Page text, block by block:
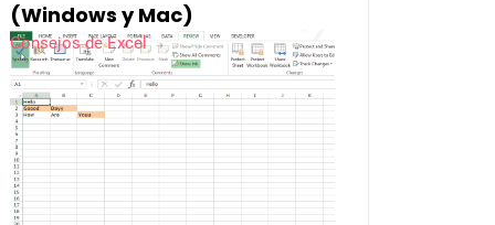
(Windows y Mac)
Consejos de Excel